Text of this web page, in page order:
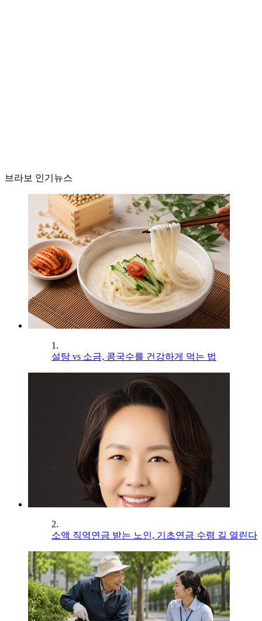
브라보 인기뉴스
1.
설탕 vs 소금, 콩국수를 건강하게 먹는 법
2.
소액 직역연금 받는 노인, 기초연금 수령 길 열린다